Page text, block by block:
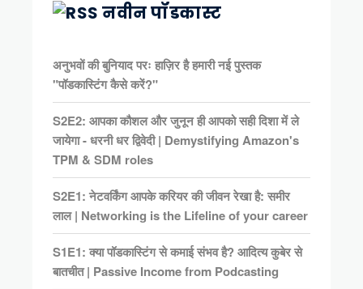
नवीन पॉडकास्ट
अनुभवों की बुनियाद परः हाज़िर है हमारी नई पुस्तक
"पॉडकास्टिंग कैसे करें?"
S2E2: आपका कौशल और जुनून ही आपको सही दिशा में ले
जायेगा - धरनी धर द्विवेदी | Demystifying Amazon's
TPM & SDM roles
S2E1: नेटवर्किंग आपके करियर की जीवन रेखा है: समीर
लाल | Networking is the Lifeline of your career
S1E1: क्या पॉडकास्टिंग से कमाई संभव है? आदित्य कुबेर से
बातचीत | Passive Income from Podcasting